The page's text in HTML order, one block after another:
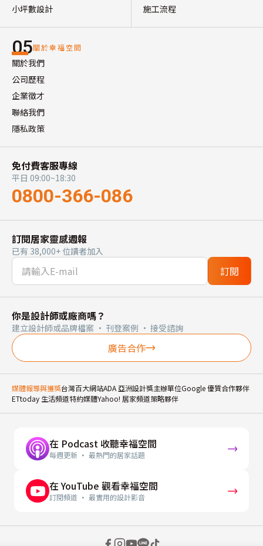
小坪數設計
施工流程
05關於幸福空間
關於我們
公司歷程
企業徵才
聯絡我們
隱私政策
免付費客服專線
平日 09:00~18:30
0800-366-086
訂閱居家靈感週報
已有 38,000+ 位讀者加入
訂閱
你是設計師或廠商嗎？
建立設計師或品牌檔案 · 刊登案例 · 接受諮詢
廣告合作
媒體報導與獲獎台灣百大網站ADA 亞洲設計獎主辦單位Google 優質合作夥伴
ETtoday 生活頻道特約媒體Yahoo! 居家頻道策略夥伴
在 Podcast 收聽幸福空間
每週更新 · 最熱門的居家話題
在 YouTube 觀看幸福空間
訂閱頻道 · 最實用的設計影音